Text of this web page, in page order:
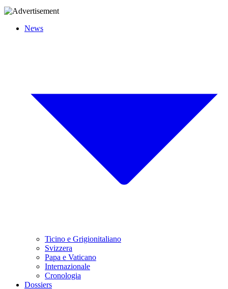
News
Ticino e Grigionitaliano
Svizzera
Papa e Vaticano
Internazionale
Cronologia
Dossiers